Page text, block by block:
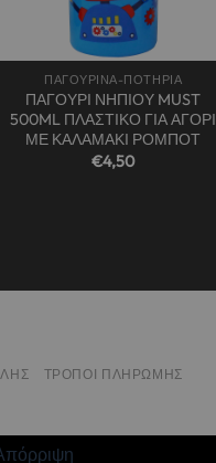
ΠΑΓΟΥΡΙΝΑ-ΠΟΤΗΡΙΑ
ΠΑΓΟΥΡΙ ΝΗΠΙΟΥ MUST
500ML ΠΛΑΣΤΙΚΟ ΓΙΑ ΑΓΟΡΙ
ΜΕ ΚΑΛΑΜΑΚΙ ΡΟΜΠΟΤ
€4,50
ΤΡΌΠΟΙ ΠΛΗΡΩΜΉΣ